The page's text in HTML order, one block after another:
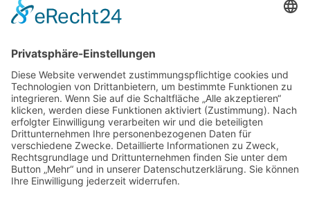
Rechtliches
Datenschutz
Bildnachweise
Impressum